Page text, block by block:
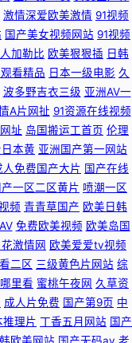
韩日 福利理论片 亚韩性
频 国产精品久操 偷拍视
91精品国产丝袜 福利AV
观看 超碰在线日韩国产
频清高 国产精品久久人妻
线 91成人18 九一日韩 国
激情深爱欧美激情 91视频
国产美女视频网站 91视频
加勒比 欧美狠狠插 日韩
看精品 日本一级电影 久
波多野吉衣三级 亚洲AV一
A片网扯 91资源在线视频
址 岛国搬运工首页 伦理
本黄 亚洲国产第一网站
人免费国产大片 国产在线
产一区二区黄片 喷潮一区
频 青青草国产 欧美日韩
免费欧美视频 欧美岛国
激情网 欧美爱爱tv视频
二区 三级黄色片网站 综
里看 蜜桃午夜网 久草资
成人片免费 国产第9页 中
推理片 丁香五月网站 国产
欧美网站 国产无码av 老